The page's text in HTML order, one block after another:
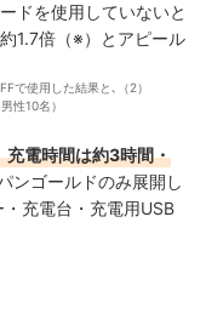
ドを使用していないと
1.7倍（※）とアピール
で使用した結果と､（2）
性10名）
充電時間は約3時間・
ンゴールドのみ展開し
充電台・充電用USB